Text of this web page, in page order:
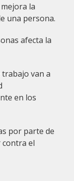
la
una persona.
afecta la
trabajo van a
en los
por parte de
el